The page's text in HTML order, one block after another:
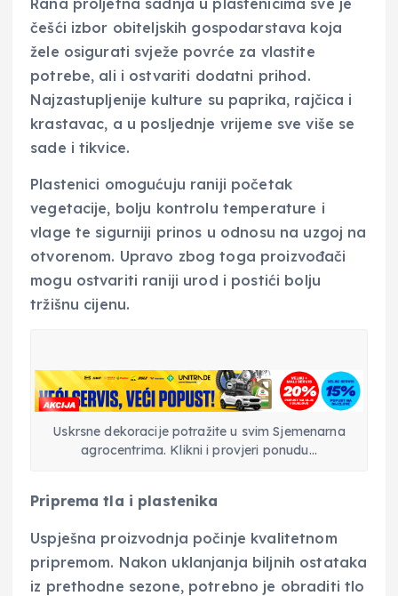
Rana proljetna sadnja u plastenicima sve je
češći izbor obiteljskih gospodarstava koja
žele osigurati svježe povrće za vlastite
potrebe, ali i ostvariti dodatni prihod.
Najzastupljenije kulture su paprika, rajčica i
krastavac, a u posljednje vrijeme sve više se
sade i tikvice.
Plastenici omogućuju raniji početak
vegetacije, bolju kontrolu temperature i
vlage te sigurniji prinos u odnosu na uzgoj na
otvorenom. Upravo zbog toga proizvođači
mogu ostvariti raniji urod i postići bolju
tržišnu cijenu.
Uskrsne dekoracije potražite u svim Sjemenarna
agrocentrima. Klikni i provjeri ponudu…
Priprema tla i plastenika
Uspješna proizvodnja počinje kvalitetnom
pripremom. Nakon uklanjanja biljnih ostataka
iz prethodne sezone, potrebno je obraditi tlo